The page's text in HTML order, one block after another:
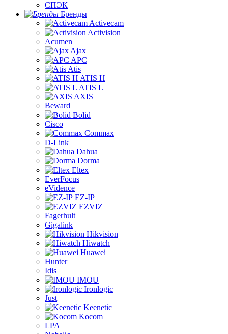
СПЭК
Бренды
Activecam
Activision
Acumen
Ajax
APC
Atis
ATIS H
ATIS L
AXIS
Beward
Bolid
Cisco
Commax
D-Link
Dahua
Dorma
Eltex
EverFocus
eVidence
EZ-IP
EZVIZ
Fagerhult
Gigalink
Hikvision
Hiwatch
Huawei
Hunter
Idis
IMOU
Ironlogic
Just
Keenetic
Kocom
LPA